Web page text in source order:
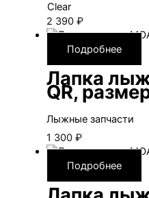
Clear
2 390 ₽
Подробнее
Лапка
QR,
Лыжные запчасти
1 300 ₽
Подробнее